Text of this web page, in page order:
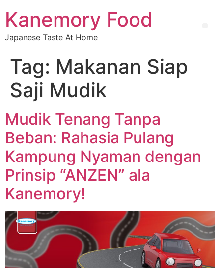
Kanemory Food
Japanese Taste At Home
Tag: Makanan Siap
Saji Mudik
Mudik Tenang Tanpa
Beban: Rahasia Pulang
Kampung Nyaman dengan
Prinsip “ANZEN” ala
Kanemory!